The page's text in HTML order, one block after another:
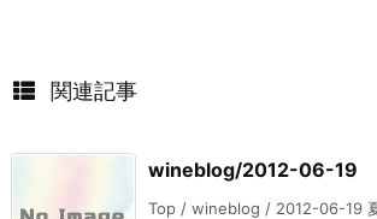
関連記事
wineblog/2012-06-19
Top / wineblog / 2012-06-19